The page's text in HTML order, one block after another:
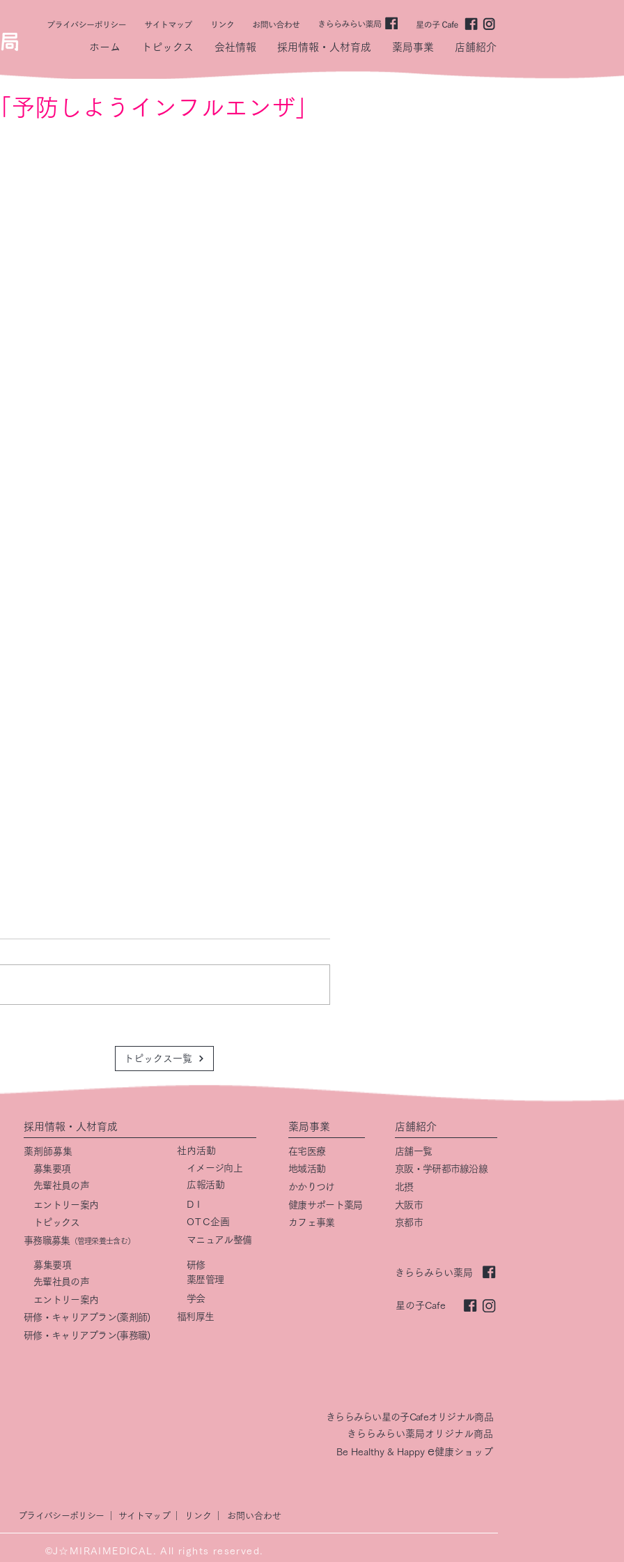
ホーム トピックス 会社情報 採用情報・人材育成 薬局事業 店舗紹介
防しようインフルエンザ」
トピックス一覧
採用情報・人材育成
薬剤師募集
募集要項
先輩社員の声
エントリー案内
トピックス
事務職募集 （管理栄養士含む）
​募集要項
先輩社員の声
エントリー案内
研修・キャリアプラン(薬剤師)
社内活動
イメージ向上
​広報活動
DI
OTC企画
マニュアル整備
研修
薬歴管理
学会
福利厚生
研修・キャリアプラン(事務職)
薬局事業
在宅医療
地域活動
かかりつけ
健康サポート薬局
カフェ事業
店舗紹介
店舗一覧
京阪・学研都市線沿線
北摂
大阪市
京都市
きららみらい薬局
星の子Cafe
きららみらい星の子Cafeオリジナル商品
きららみらい薬局オリジナル商品
Be Healthy & Happy​ e健康ショップ
プライバシーポリシー ｜ サイトマップ リンク ​お問い合わせ
©J☆MIRAIMEDICAL. All rights reserved.